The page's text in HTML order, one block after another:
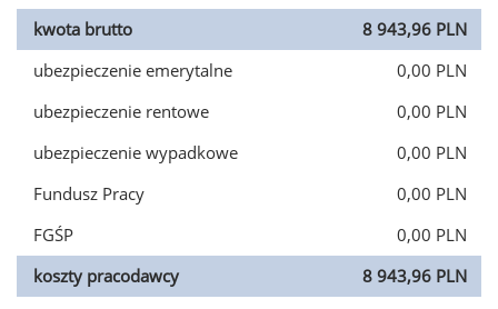
kwota brutto
8 943,96 PLN
ubezpieczenie emerytalne
0,00 PLN
ubezpieczenie rentowe
0,00 PLN
ubezpieczenie wypadkowe
0,00 PLN
Fundusz Pracy
0,00 PLN
FGŚP
0,00 PLN
koszty pracodawcy
8 943,96 PLN